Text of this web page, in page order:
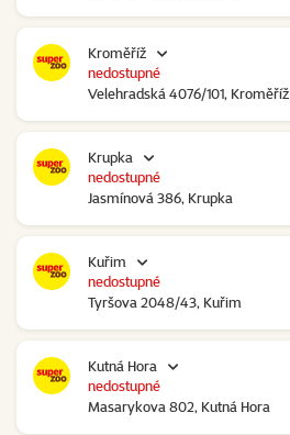
Kroměříž
Velehradská 4076/101, Kroměříž
nedostupné
Krupka
Jasmínová 386, Krupka
nedostupné
Kuřim
Tyršova 2048/43, Kuřim
nedostupné
Kutná Hora
Masarykova 802, Kutná Hora
nedostupné